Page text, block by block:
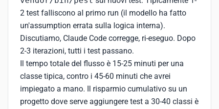
2 test falliscono al primo run (il modello ha fatto
un'assumption errata sulla logica interna).
Discutiamo, Claude Code corregge, ri-eseguo. Dopo
2-3 iterazioni, tutti i test passano.
Il tempo totale del flusso è 15-25 minuti per una
classe tipica, contro i 45-60 minuti che avrei
impiegato a mano. Il risparmio cumulativo su un
progetto dove serve aggiungere test a 30-40 classi è